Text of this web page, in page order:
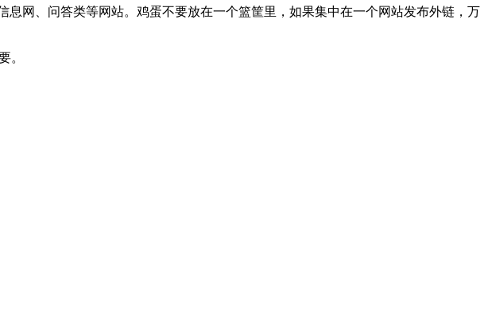
网、问答类等网站。鸡蛋不要放在一个篮筐里，如果集中在一个网站发布外链，万
。